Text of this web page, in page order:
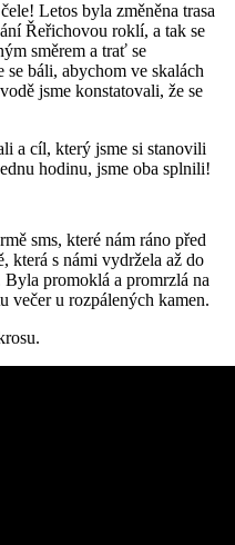
Letos byla změněna trasa
Řeřichovou roklí, a tak se
směrem a trať se
báli, abychom ve skalách
jsme konstatovali, že se
a cíl, který jsme si stanovili
hodinu, jsme oba splnili!
sms, které nám ráno před
která s námi vydržela až do
promoklá a promrzlá na
večer u rozpálených kamen.